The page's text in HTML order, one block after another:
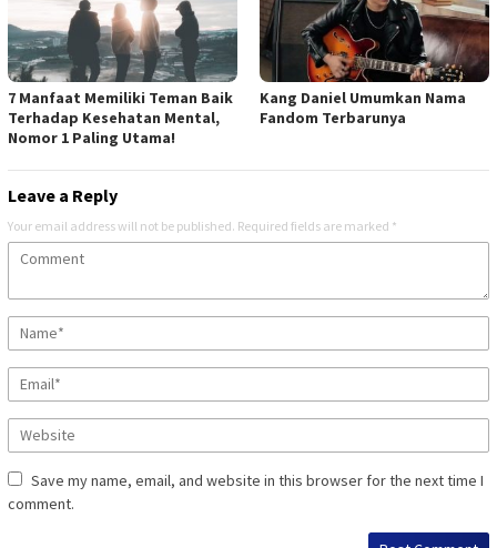
7 Manfaat Memiliki Teman Baik
Terhadap Kesehatan Mental,
Nomor 1 Paling Utama!
Kang Daniel Umumkan Nama
Fandom Terbarunya
Leave a Reply
Your email address will not be published. Required fields are marked *
Save my name, email, and website in this browser for the next time I
comment.